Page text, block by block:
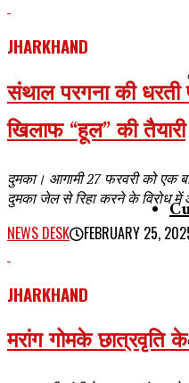
JHARKHAND
संथाल परगना की धरती
खिलाफ “हूल” की तैयारी
दुमका। आगामी 27 फरवरी को एक
दुमका जेल से रिहा करने के विरोध में
NEWS DESK FEBRUARY 25,
JHARKHAND
मरांग गोमके छात्रवृति